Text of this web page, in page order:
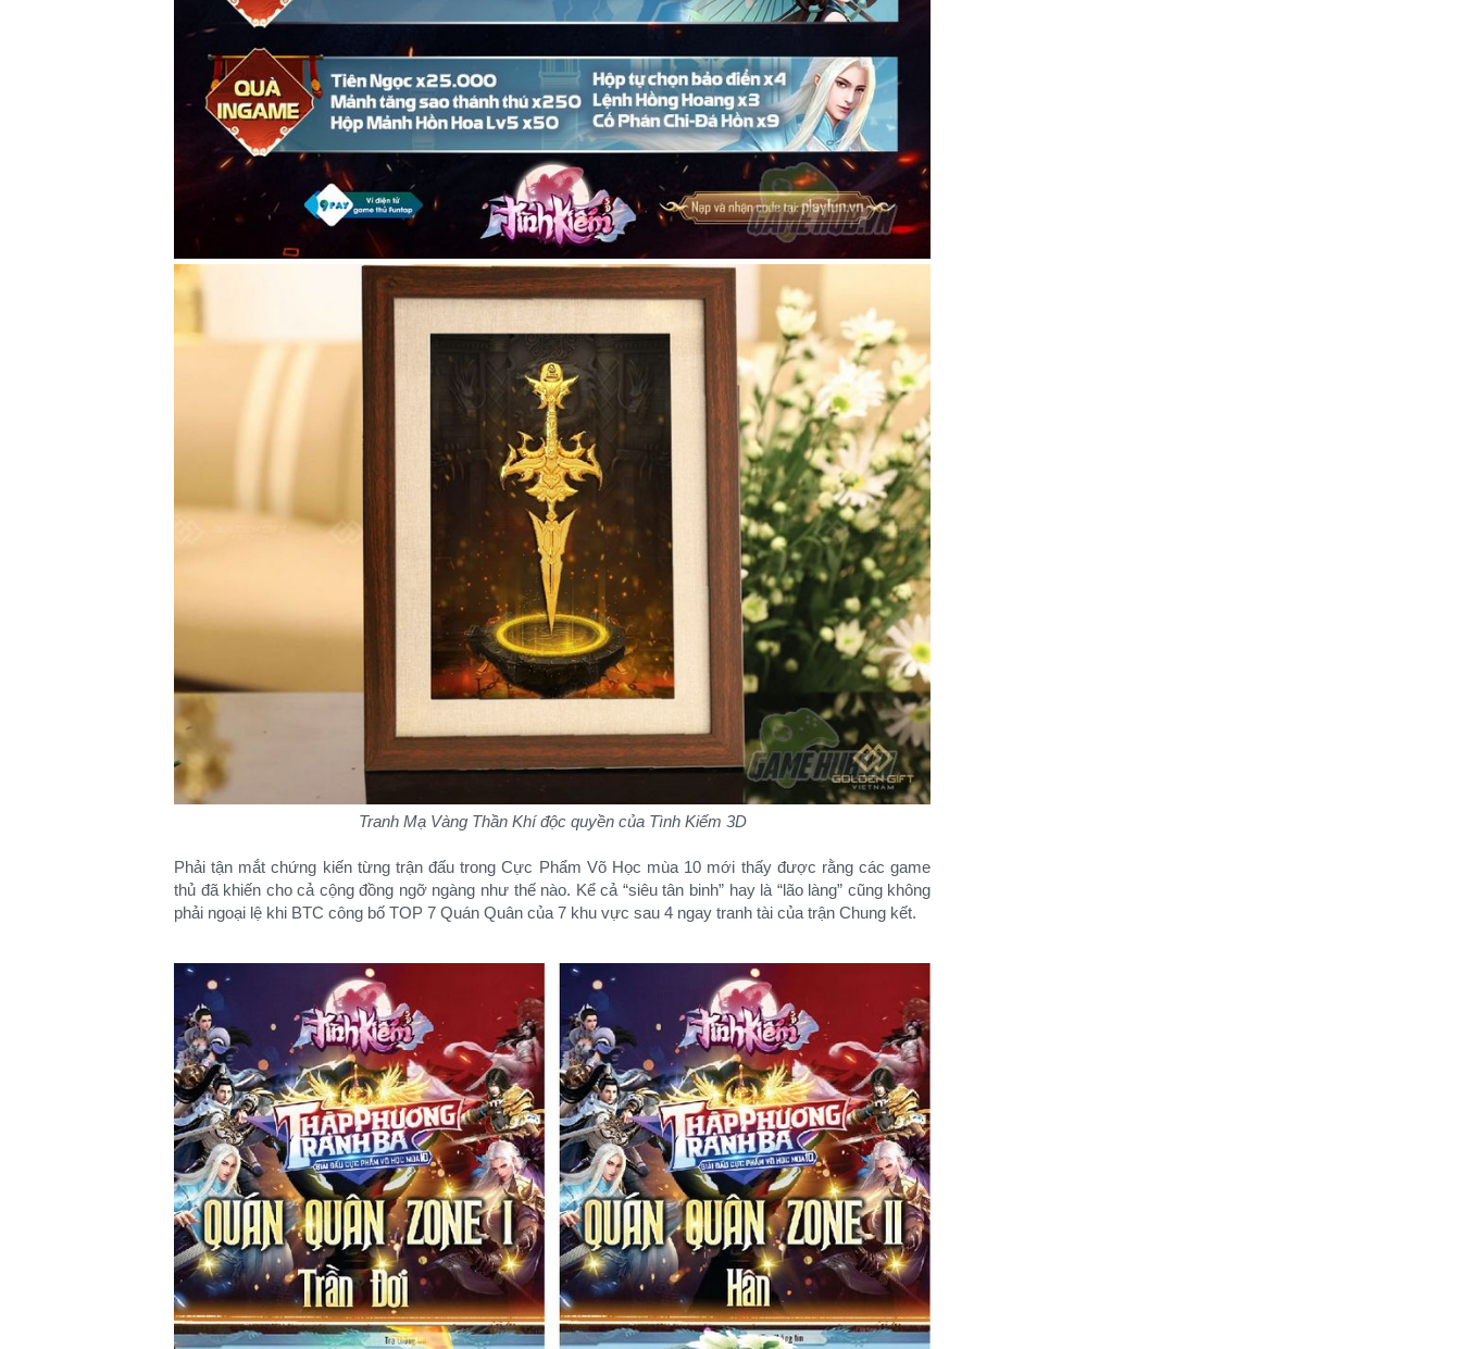
Tranh Mạ Vàng Thần Khí độc quyền của Tình Kiếm 3D
Phải tận mắt chứng kiến từng trận đấu trong Cực Phẩm Võ Học mùa 10 mới thấy được rằng các game
thủ đã khiến cho cả cộng đồng ngỡ ngàng như thế nào. Kể cả “siêu tân binh” hay là “lão làng” cũng không
phải ngoại lệ khi BTC công bố TOP 7 Quán Quân của 7 khu vực sau 4 ngay tranh tài của trận Chung kết.​